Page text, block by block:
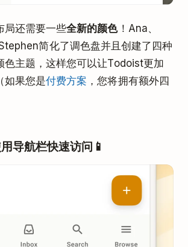
局还需要一些全新的颜色！Ana、
简化了调色盘并且创建了四种
色主题，这样您可以让Todoist更加
如果您是付费方案 ，您将拥有额外四
导航栏快速访问📱